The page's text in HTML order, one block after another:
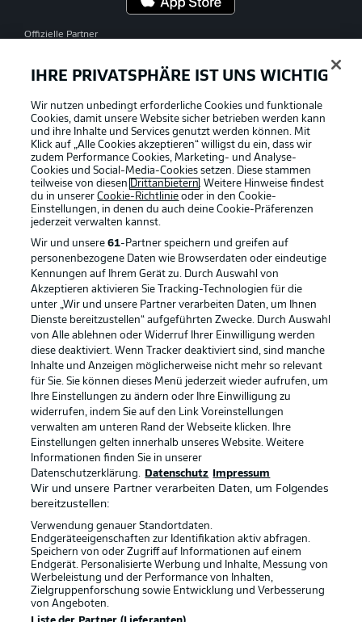
Offizielle Partner
Rechtliche Hinweise Voreinstellungen verwalten
Datenschutz Nutzungsbedingungen
Broadcaster Kontakt
Jobs Impressum
Partner Spieler
Liveticker
IHRE PRIVATSPHÄRE IST UNS WICHTIG
Wir nutzen unbedingt erforderliche Cookies und funktionale
Cookies, damit unsere Website sicher betrieben werden kann
und ihre Inhalte und Services genutzt werden können. Mit
Klick auf „Alle Cookies akzeptieren“ willigst du ein, dass wir
zudem Performance Cookies, Marketing- und Analyse-
Cookies und Social-Media-Cookies setzen. Diese stammen
teilweise von diesen Drittanbietern. Weitere Hinweise findest
du in unsererCookie-Richtlinie oder in den Cookie-
Einstellungen, in denen du auch deine Cookie-Präferenzen
jederzeit verwalten kannst.
Wir und unsere61-Partner speichern und greifen auf
personenbezogene Daten wie Browserdaten oder eindeutige
Kennungen auf Ihrem Gerät zu. Durch Auswahl von
Akzeptieren aktivieren Sie Tracking-Technologien für die
unter „Wir und unsere Partner verarbeiten Daten, um Ihnen
Dienste bereitzustellen“ aufgeführten Zwecke. Durch Auswahl
von Alle ablehnen oder Widerruf Ihrer Einwilligung werden
diese deaktiviert. Wenn Tracker deaktiviert sind, sind manche
Inhalte und Anzeigen möglicherweise nicht mehr so relevant
für Sie. Sie können dieses Menü jederzeit wieder aufrufen, um
Ihre Einstellungen zu ändern oder Ihre Einwilligung zu
widerrufen, indem Sie auf den Link Voreinstellungen
verwalten am unteren Rand der Webseite klicken. Ihre
Einstellungen gelten innerhalb unseres Website. Weitere
Informationen finden Sie in unserer
Datenschutzerklärung.
Datenschutz Impressum
Wir und unsere Partner verarbeiten Daten, um Folgendes
bereitzustellen:
Verwendung genauer Standortdaten.
Endgeräteeigenschaften zur Identifikation aktiv abfragen.
Speichern von oder Zugriff auf Informationen auf einem
Endgerät. Personalisierte Werbung und Inhalte, Messung von
Werbeleistung und der Performance von Inhalten,
Zielgruppenforschung sowie Entwicklung und Verbesserung
von Angeboten.